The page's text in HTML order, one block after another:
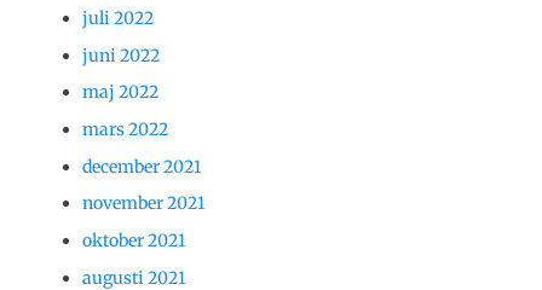
juli 2022
juni 2022
maj 2022
mars 2022
december 2021
november 2021
oktober 2021
augusti 2021